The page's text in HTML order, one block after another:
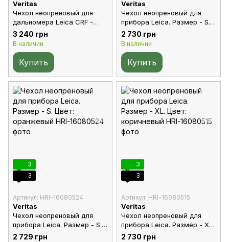
Veritas
Чехол неопреновый для
дальномера Leica CRF -
черный
3 240 грн
В наличии
Купить
Veritas
Чехол неопреновый для
прибора Leica. Размер - S.
Цвет: коричневый
2 730 грн
В наличии
Купить
3
3
Артикул: HRI-16080524
Veritas
Чехол неопреновый для
прибора Leica. Размер - S.
Цвет: оранжевый
2 729 грн
3
3
Артикул: HRI-16080515
Veritas
Чехол неопреновый для
прибора Leica. Размер - XL.
Цвет: коричневый
2 730 грн